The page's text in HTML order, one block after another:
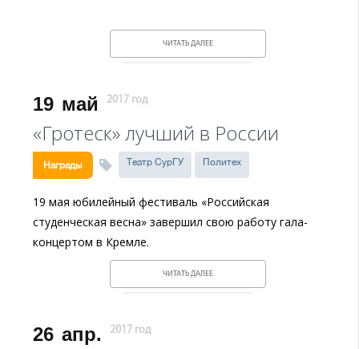
ЧИТАТЬ ДАЛЕЕ
19 май 2017 год
«Гротеск» лучший в России
Награды Театр СурГУ Политех
19 мая юбилейный фестиваль «Российская
студенческая весна» завершил свою работу гала-
концертом в Кремле.
ЧИТАТЬ ДАЛЕЕ
26 апр. 2017 год